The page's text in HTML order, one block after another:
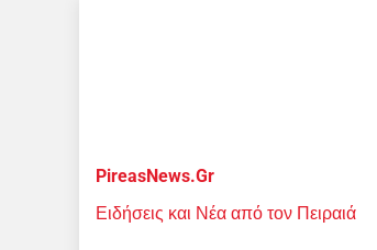
PireasNews.Gr
Ειδήσεις και Νέα από τον Πειραιά